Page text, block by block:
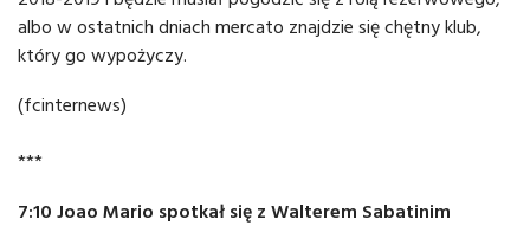
albo w ostatnich dniach mercato znajdzie się chętny klub,
który go wypożyczy.
(fcinternews)
***
7:10 Joao Mario spotkał się z Walterem Sabatinim